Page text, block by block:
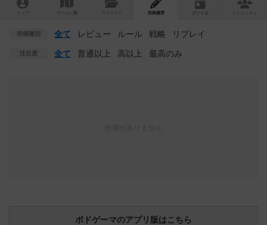
トップ ゲーム一覧 マイリスト 投稿履歴 ボ ドゲ コミュニティ
投稿種別 全て レビュー ルール 戦略 リプレイ
注目度 全て 普通以上 高以上 最高のみ
ボドゲーマのアプリ版はこちら